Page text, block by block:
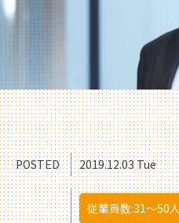
POSTED 2019.12.03 Tue
従業員数:31〜50人